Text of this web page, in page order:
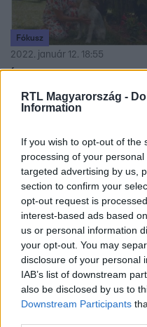
RTL Magyarország -
Information
If you wish to opt-out of the
processing of your
targeted advertising by us,
section to confirm your
opt-out request is
interest-based ads based
us or personal information
your opt-out. You may
disclosure of your personal
IAB’s list of downstream
also be disclosed by us to
Downstream Participants
Fókusz
2022. január 12. 18:55
falunk sztárjai és
együtt
vannak jóba, hanem a
kívül is szívesen
egymással.